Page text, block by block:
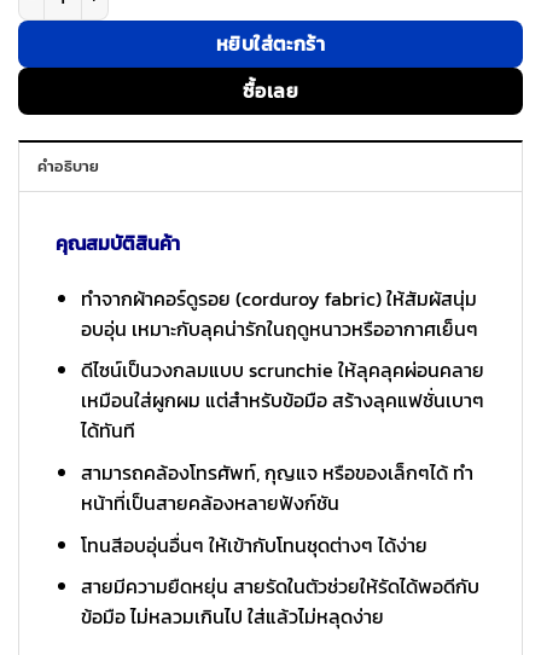
หยิบใส่ตะกร้า
ซื้อเลย
คำอธิบาย
คุณสมบัติสินค้า
ทำจากผ้าคอร์ดูรอย (corduroy fabric) ให้สัมผัสนุ่ม
อบอุ่น เหมาะกับลุคน่ารักในฤดูหนาวหรืออากาศเย็นๆ
ดีไซน์เป็นวงกลมแบบ scrunchie ให้ลุคลุคผ่อนคลาย
เหมือนใส่ผูกผม แต่สำหรับข้อมือ สร้างลุคแฟชั่นเบาๆ
ได้ทันที
สามารถคล้องโทรศัพท์, กุญแจ หรือของเล็กๆได้ ทำ
หน้าที่เป็นสายคล้องหลายฟังก์ชัน
โทนสีอบอุ่นอื่นๆ ให้เข้ากับโทนชุดต่างๆ ได้ง่าย
สายมีความยืดหยุ่น สายรัดในตัวช่วยให้รัดได้พอดีกับ
ข้อมือ ไม่หลวมเกินไป ใส่แล้วไม่หลุดง่าย